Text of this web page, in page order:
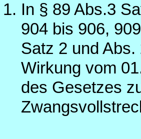
In § 89 Abs.3
904 bis 906,
Satz 2 und Abs.
Wirkung vom
des Gesetzes